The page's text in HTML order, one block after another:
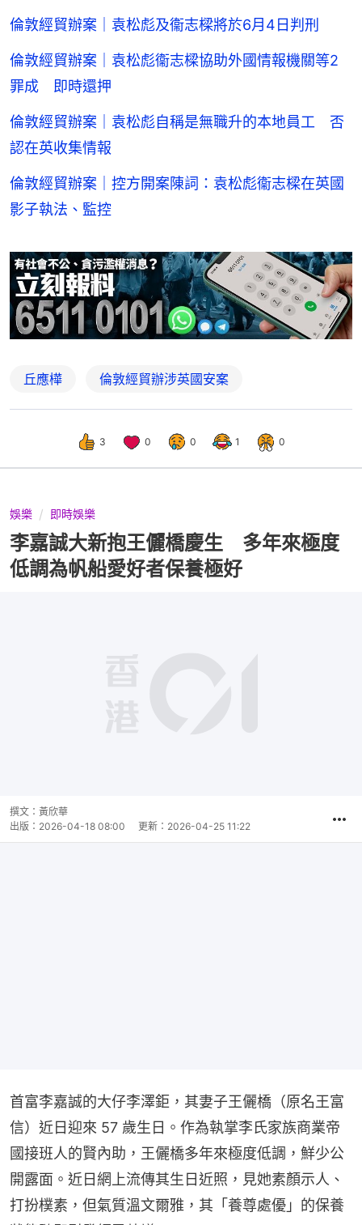
倫敦經貿辦案｜袁松彪及衞志樑將於6月4日判刑
倫敦經貿辦案｜袁松彪衞志樑協助外國情報機關等2
罪成 即時還押
倫敦經貿辦案｜袁松彪自稱是無職升的本地員工 否
認在英收集情報
倫敦經貿辦案｜控方開案陳詞：袁松彪衞志樑在英國
影子執法、監控
丘應樺 倫敦經貿辦涉英國安案
3 0 0 1 0
娛樂 即時娛樂
李嘉誠大新抱王儷橋慶生 多年來極度
低調為帆船愛好者保養極好
撰文： 黃欣華
出版： 2026-04-18 08:00 更新： 2026-04-25 11:22
首富李嘉誠的大仔李澤鉅，其妻子王儷橋（原名王富
信）近日迎來 57 歲生日。作為執掌李氏家族商業帝
國接班人的賢內助，王儷橋多年來極度低調，鮮少公
開露面。近日網上流傳其生日近照，見她素顏示人、
打扮樸素，但氣質溫文爾雅，其「養尊處優」的保養